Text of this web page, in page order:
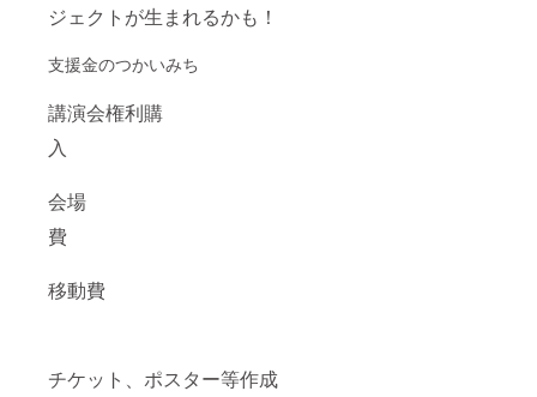
ジェクトが生まれるかも！
支援金のつかいみち
講演会権利購
入
会場
費
移動費
チケット、ポスター等作成